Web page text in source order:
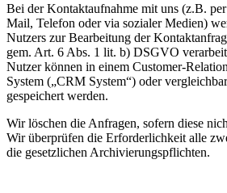
Bei der Kontaktaufnahme mit uns (z.B.
Mail, Telefon oder via sozialer Medien)
Nutzers zur Bearbeitung der
gem. Art. 6 Abs. 1 lit. b) DSGVO
Nutzer können in einem Customer-
System („CRM System“) oder
gespeichert werden.
Wir löschen die Anfragen, sofern diese
Wir überprüfen die Erforderlichkeit alle
die gesetzlichen Archivierungspflichten.